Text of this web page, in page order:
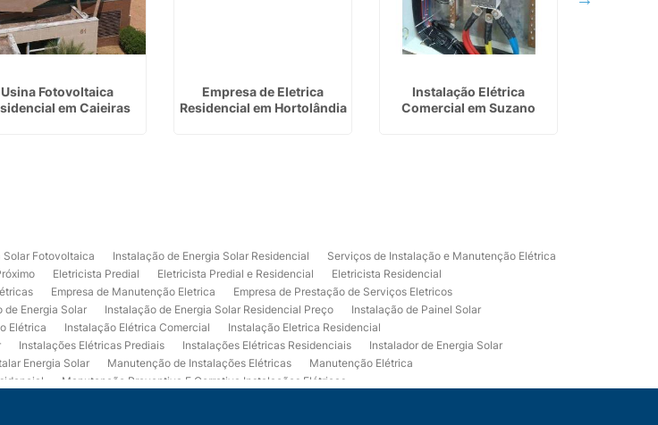
Usina Fotovoltaica
em Caieiras
Empresa de Eletrica
Residencial em Hortolândia
Instalação Elétrica
Comercial em Suzano
Solar Fotovoltaica Instalação de Energia Solar Residencial
Serviços de Instalação e Manutenção Elétrica
Eletricista Predial Eletricista Predial e Residencial
Eletricista Residencial
Empresa de Manutenção Eletrica
Empresa de Prestação de Serviços Eletricos
de Energia Solar Instalação de Energia Solar Residencial Preço
Instalação de Painel Solar
Elétrica Instalação Elétrica Comercial
Instalação Eletrica Residencial
Instalações Elétricas Prediais Instalações Elétricas Residenciais
Instalador de Energia Solar
Energia Solar Manutenção de Instalações Elétricas
Manutenção Elétrica
Manutenção Preventiva E Corretiva Instalações Elétricas